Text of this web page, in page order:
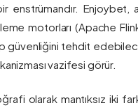
enstrümandır. Enjoybet,
motorları (Apache Flink
güvenliğini tehdit
vazifesi görür.
olarak mantıksız iki